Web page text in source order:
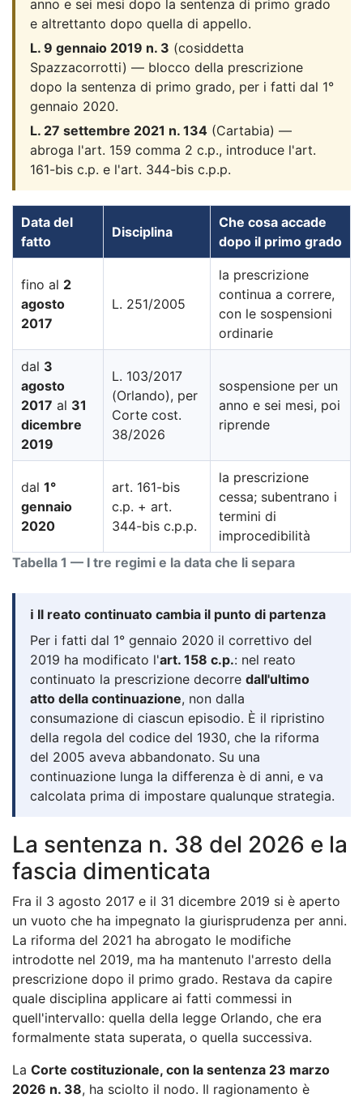
anno e sei mesi dopo la sentenza di primo grado
e altrettanto dopo quella di appello.
L. 9 gennaio 2019 n. 3 (cosiddetta
Spazzacorrotti) — blocco della prescrizione
dopo la sentenza di primo grado, per i fatti dal 1°
gennaio 2020.
L. 27 settembre 2021 n. 134 (Cartabia) —
abroga l'art. 159 comma 2 c.p., introduce l'art.
161-bis c.p. e l'art. 344-bis c.p.p.
Tabella 1 — I tre regimi e la data che li separa
Data del
fatto
Disciplina
Che cosa accade
dopo il primo grado
fino al 2
agosto
2017
L. 251/2005
la prescrizione
continua a correre,
con le sospensioni
ordinarie
dal 3
agosto
2017 al 31
dicembre
2019
L. 103/2017
(Orlando), per
Corte cost.
38/2026
sospensione per un
anno e sei mesi, poi
riprende
dal 1°
gennaio
2020
art. 161-bis
c.p. + art.
344-bis c.p.p.
la prescrizione
cessa; subentrano i
termini di
improcedibilità
ℹ️ Il reato continuato cambia il punto di partenza
Per i fatti dal 1° gennaio 2020 il correttivo del
2019 ha modificato l'art. 158 c.p.: nel reato
continuato la prescrizione decorre dall'ultimo
atto della continuazione, non dalla
consumazione di ciascun episodio. È il ripristino
della regola del codice del 1930, che la riforma
del 2005 aveva abbandonato. Su una
continuazione lunga la differenza è di anni, e va
calcolata prima di impostare qualunque strategia.
La sentenza n. 38 del 2026 e la
fascia dimenticata
Fra il 3 agosto 2017 e il 31 dicembre 2019 si è aperto
un vuoto che ha impegnato la giurisprudenza per anni.
La riforma del 2021 ha abrogato le modifiche
introdotte nel 2019, ma ha mantenuto l'arresto della
prescrizione dopo il primo grado. Restava da capire
quale disciplina applicare ai fatti commessi in
quell'intervallo: quella della legge Orlando, che era
formalmente stata superata, o quella successiva.
La Corte costituzionale, con la sentenza 23 marzo
2026 n. 38, ha sciolto il nodo. Il ragionamento è